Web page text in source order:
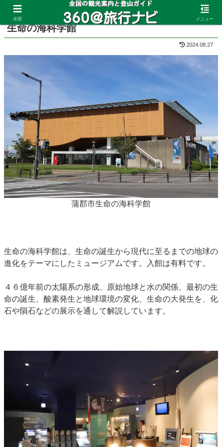
ホーム 愛知県 蒲郡
生命の海科学館
2024.08.27
蒲郡市生命の海科学館
生命の海科学館は、生命の誕生から現代に至るまでの地球の
進化をテーマにしたミュージアムです。入館は有料です。
４６億年前の太陽系の形成、原始地球と水の関係、最初の生
命の誕生、酸素発生と地球環境の変化、生命の大発生を、化
石や隕石などの展示を通して解説しています。
全国 メニュー